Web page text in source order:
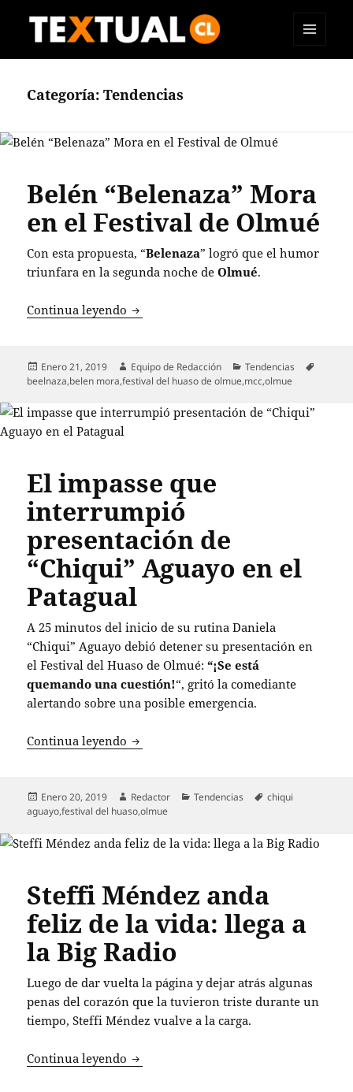
Categoría:Tendencias
Belén “Belenaza” Mora
en el Festival de Olmué
Con esta propuesta, “Belenaza” logró que el humor
triunfara en la segunda noche deOlmué.
Continua leyendo Belén “Belenaza” Mora en el Festival
Publicado
el
Enero 21, 2019 Autor
Equipo de Redacción Categorías
Tendencias
beelnaza,belen mora,festival del huaso de olmue,mcc,olmue
El impasse que
interrumpió
presentación de
“Chiqui” Aguayo en el
Patagual
A 25 minutos del inicio de su rutina Daniela
“Chiqui” Aguayo debió detener su presentación en
el Festival del Huaso de Olmué:“¡Se está
quemando una cuestión!“, gritó la comediante
alertando sobre una posible emergencia.
Continua leyendo El impasse que interrumpió
Publicado
el
Enero 20, 2019 Autor
Redactor Categorías
Tendencias Etiquetas
chiqui
aguayo,festival del huaso,olmue
Steffi Méndez anda
feliz de la vida: llega a
la Big Radio
Luego de dar vuelta la página y dejar atrás algunas
penas del corazón que la tuvieron triste durante un
tiempo, Steffi Méndez vualve a la carga.
Continua leyendo Steffi Méndez anda feliz de la vida: